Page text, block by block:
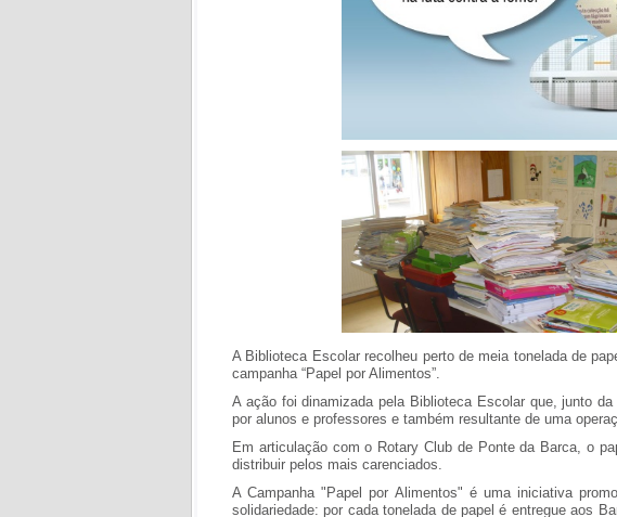
A Biblioteca Escolar recolheu perto de meia tonelada de
campanha “Papel por Alimentos”.
A ação foi dinamizada pela Biblioteca Escolar que, junto
por alunos e professores e também resultante de uma
Em articulação com o Rotary Club de Ponte da Barca, o
distribuir pelos mais carenciados.
A Campanha "Papel por Alimentos" é uma iniciativa
solidariedade: por cada tonelada de papel é entregue aos